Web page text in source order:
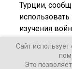
Турции,
изучения
военную
Однако в
Сайт
Это